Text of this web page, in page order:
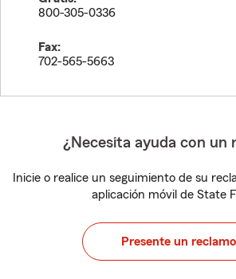
800-305-0336
Fax:
702-565-5663
¿Necesita ayuda con un
Inicie o realice un seguimiento de su
aplicación móvil de State
Presente un reclamo